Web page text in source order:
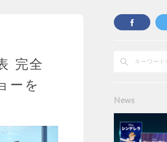
完全
ーを
News